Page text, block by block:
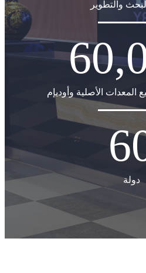
والتطوير
المعدات الأصلية وأوديإم
دولة